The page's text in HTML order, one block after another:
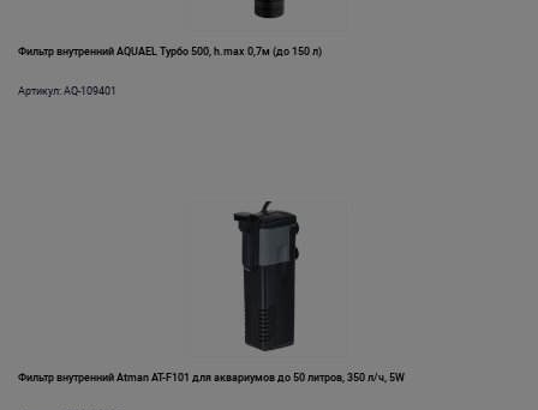
Фильтр внутренний AQUAEL Турбо 500, h.max 0,7м (до 150 л)
Артикул: AQ-109401
Фильтр внутренний Atman AT-F101 для аквариумов до 50 литров, 350 л/ч, 5W